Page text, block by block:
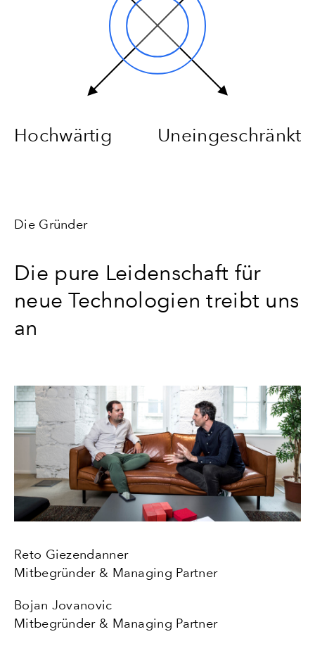
Hochwärtig Uneingeschränkt
Die Gründer
Die pure Leidenschaft für
neue Technologien treibt uns
an
Reto Giezendanner
Mitbegründer & Managing Partner
Bojan Jovanovic
Mitbegründer & Managing Partner